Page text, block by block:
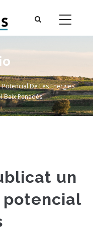
Potencial De Les Energies
Baix Penedès.
un